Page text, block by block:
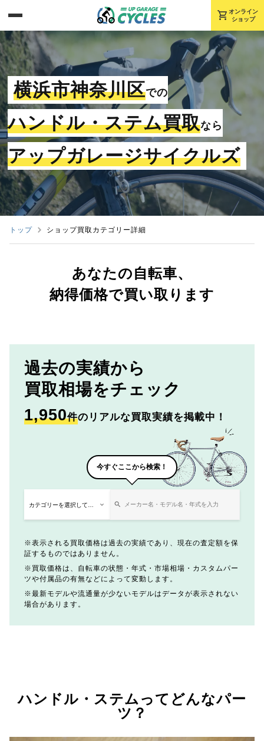
shopping_cart オンライン
ショップ
横浜市神奈川区での
ハンドル・ステム買取なら
アップガレージサイクルズ
トップ ショップ買取カテゴリー詳細
あなたの自転車、
納得価格で買い取ります
過去の実績から
買取相場をチェック
1,950件のリアルな買取実績を掲載中！
今すぐここから検索！
表示される買取価格は過去の実績であり、現在の査定額を保
証するものではありません。
買取価格は、自転車の状態・年式・市場相場・カスタムパー
ツや付属品の有無などによって変動します。
最新モデルや流通量が少ないモデルはデータが表示されない
場合があります。
ハンドル・ステムってどんなパー
ツ？